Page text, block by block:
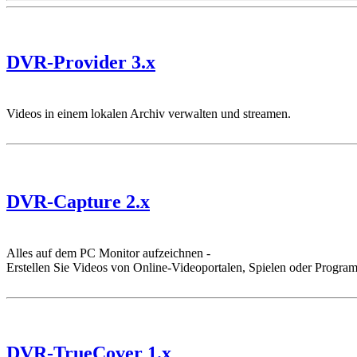
DVR-Provider 3.x
Videos in einem lokalen Archiv verwalten und streamen.
DVR-Capture 2.x
Alles auf dem PC Monitor aufzeichnen -
Erstellen Sie Videos von Online-Videoportalen, Spielen oder
DVR-TrueCover 1.x